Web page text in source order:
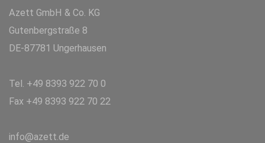
Azett GmbH & Co. KG
Gutenbergstraße 8
DE-87781 Ungerhausen
Tel. +49 8393 922 70 0
Fax +49 8393 922 70 22
info@azett.de